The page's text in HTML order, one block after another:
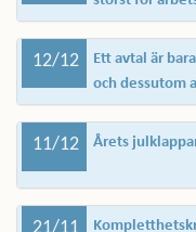
12/12
Ett avtal är
och dessutom
11/12 Årets